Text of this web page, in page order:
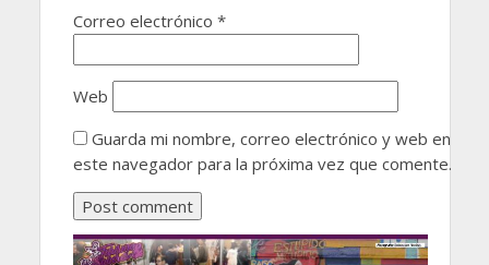
Correo electrónico *
Web
Guarda mi nombre, correo electrónico y web en
este navegador para la próxima vez que comente.